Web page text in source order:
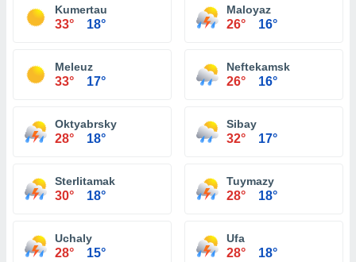
Kumertau
33° 18°
Maloyaz
26° 16°
Meleuz
33° 17°
Neftekamsk
26° 16°
Oktyabrsky
28° 18°
Sibay
32° 17°
Sterlitamak
30° 18°
Tuymazy
28° 18°
Uchaly
28° 15°
Ufa
28° 18°